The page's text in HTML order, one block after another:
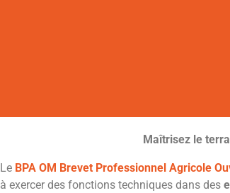
BPA OM
Maîtrisez le
Le BPA OM Brevet Professionnel Agricole
à exercer des fonctions techniques dans des